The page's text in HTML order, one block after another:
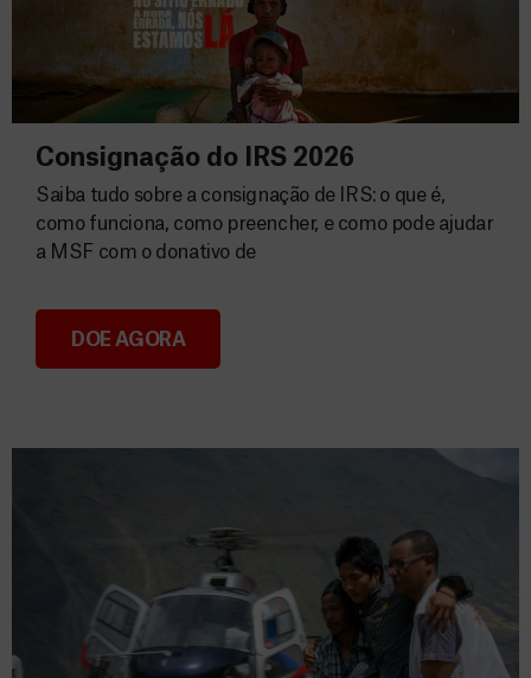
Consignação do IRS 2026
Consignação do IRS 2026
Saiba tudo sobre a consignação de IRS: o que é,
como funciona, como preencher, e como pode ajudar
a MSF com o donativo de
DOE AGORA